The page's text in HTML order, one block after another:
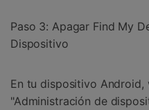
Paso 3: Apagar Find My
Dispositivo
En tu dispositivo Android,
"Administración de